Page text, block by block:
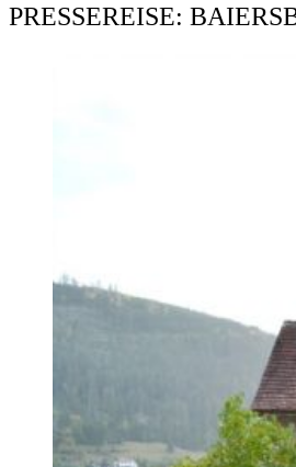
PRESSEREISE: